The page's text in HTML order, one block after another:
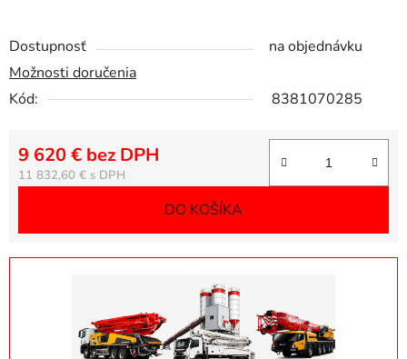
Dostupnosť
na objednávku
Možnosti doručenia
Kód:
8381070285
11 832,60 €
9 620 € bez DPH
DO KOŠÍKA